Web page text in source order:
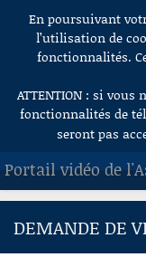
Aller au contenu
En poursuivant
l’utilisation de
fonctionnalités.
ATTENTION : si vous
fonctionnalités de
seront pas
Portail vidéo de
ACCUEIL
DEMANDE DE